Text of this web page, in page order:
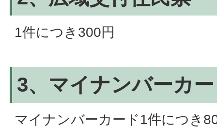
1件につき300円
3、マイナンバーカ
マイナンバーカード1件につき